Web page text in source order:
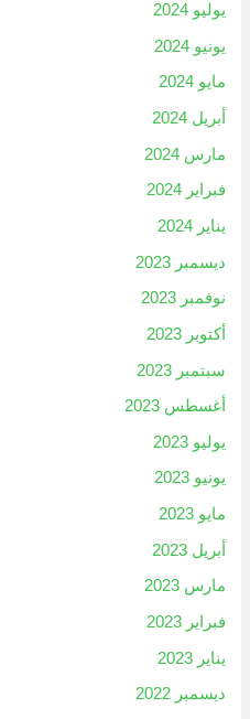
يوليو 2024
يونيو 2024
مايو 2024
أبريل 2024
مارس 2024
فبراير 2024
يناير 2024
ديسمبر 2023
نوفمبر 2023
أكتوبر 2023
سبتمبر 2023
أغسطس 2023
يوليو 2023
يونيو 2023
مايو 2023
أبريل 2023
مارس 2023
فبراير 2023
يناير 2023
ديسمبر 2022